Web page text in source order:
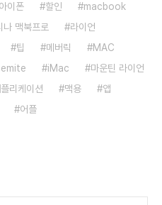
아이폰 할인
macbook
나 맥북프로
라이언
팁 메버릭
MAC
iMac
마운틴 라이언
리케이션 맥용
앱
어플